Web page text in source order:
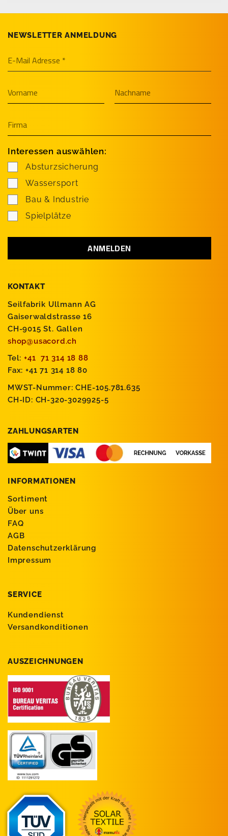
KONTAKT
Seilfabrik Ullmann AG
Gaiserwaldstrasse 16
CH-9015 St. Gallen
shop@usacord.ch
Tel: +41 71 314 18 88
Fax: +41 71 314 18 80
MWST-Nummer: CHE-105.781.635
CH-ID: CH-320-3029925-5
ZAHLUNGSARTEN
INFORMATIONEN
Sortiment
Über uns
FAQ
AGB
Datenschutzerklärung
Impressum
SERVICE
Kundendienst
Versandkonditionen
AUSZEICHNUNGEN
NEWSLETTER ANMELDUNG
Interessen auswählen:
Absturzsicherung
Wassersport
Bau & Industrie
Spielplätze